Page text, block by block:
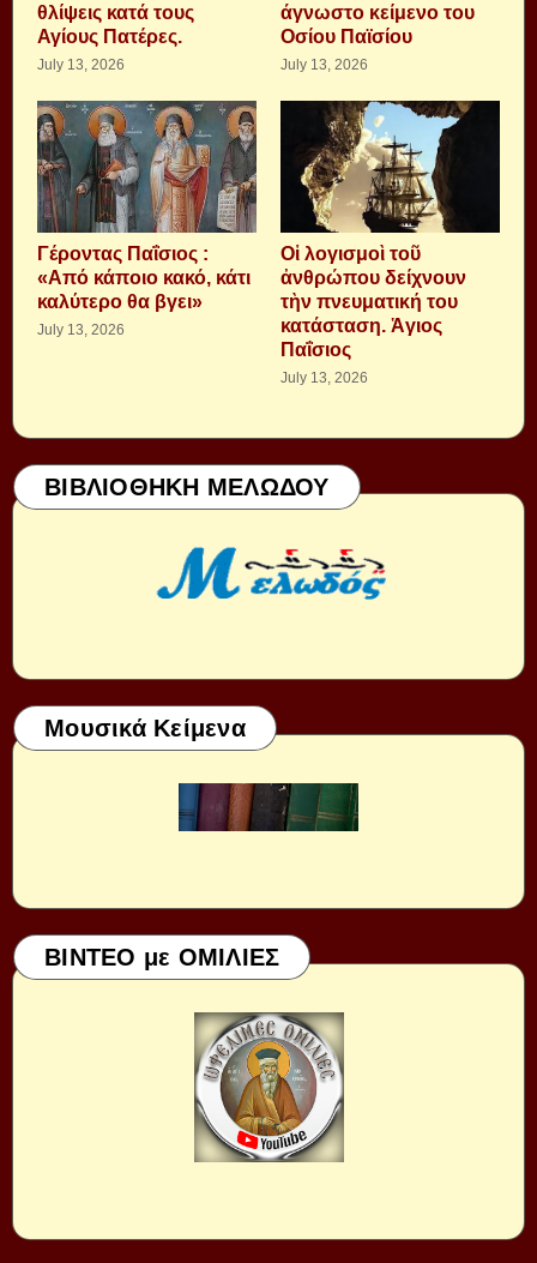
θλίψεις κατά τους
Αγίους Πατέρες.
July 13, 2026
άγνωστο κείμενο του
Οσίου Παϊσίου
July 13, 2026
Γέροντας Παΐσιος :
«Από κάποιο κακό, κάτι
καλύτερο θα βγει»
July 13, 2026
Οἱ λογισμοὶ τοῦ
ἀνθρώπου δείχνουν
τὴν πνευματική του
κατάσταση. Ἁγιος
Παΐσιος
July 13, 2026
ΒΙΒΛΙΟΘΗΚΗ ΜΕΛΩΔΟΥ
Μουσικά Κείμενα
ΒΙΝΤΕΟ με ΟΜΙΛΙΕΣ